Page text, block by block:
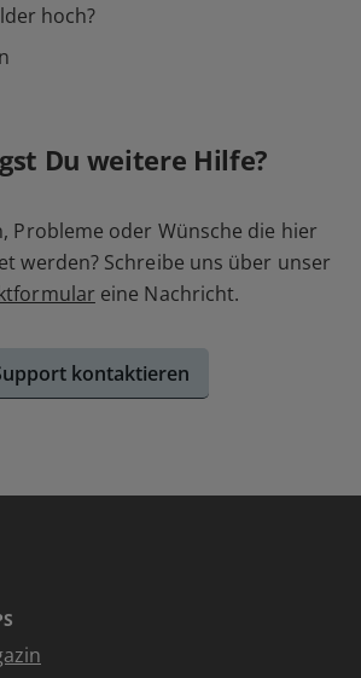
hoch?
Du weitere Hilfe?
Probleme oder Wünsche die hier
werden? Schreibe uns über unser
eine Nachricht.
kontaktieren